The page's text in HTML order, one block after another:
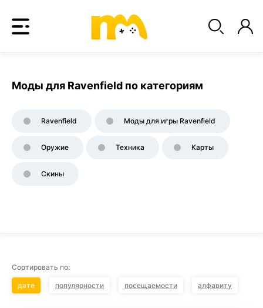
Моды для Ravenfield по категориям
Ravenfield Моды для игры Ravenfield
Оружие Техника Карты
Скины
Сортировать по:
дате популярности посещаемости алфавиту